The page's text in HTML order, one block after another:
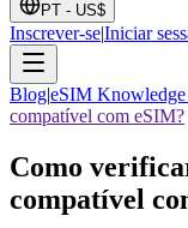
PT - US$
Inscrever-se|Iniciar
Blog|eSIM
compatível com eSIM?
Como
compatível